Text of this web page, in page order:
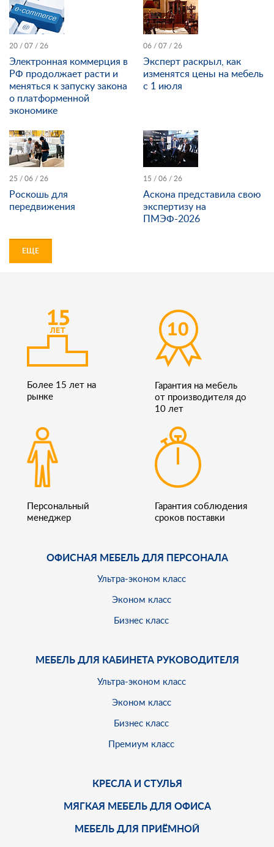
20 / 07 / 26
Электронная коммерция в
РФ продолжает расти и
меняться к запуску закона
о платформенной
экономике
06 / 07 / 26
Эксперт раскрыл, как
изменятся цены на мебель
с 1 июля
25 / 06 / 26
Роскошь для
передвижения
15 / 06 / 26
Аскона представила свою
экспертизу на
ПМЭФ-2026
ЕЩЕ
Более 15 лет на
рынке
Гарантия на мебель
от производителя до
10 лет
Персональный
менеджер
Гарантия соблюдения
сроков поставки
ОФИСНАЯ МЕБЕЛЬ ДЛЯ ПЕРСОНАЛА
Ультра-эконом класс
Эконом класс
Бизнес класс
МЕБЕЛЬ ДЛЯ КАБИНЕТА РУКОВОДИТЕЛЯ
Ультра-эконом класс
Эконом класс
Бизнес класс
Премиум класс
КРЕСЛА И СТУЛЬЯ
МЯГКАЯ МЕБЕЛЬ ДЛЯ ОФИСА
МЕБЕЛЬ ДЛЯ ПРИЁМНОЙ